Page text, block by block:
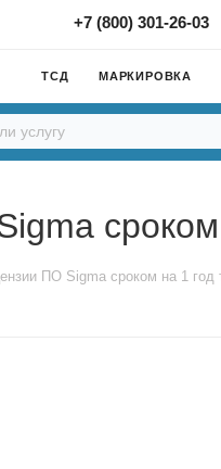
+7 (800) 301-26-03
ТСД МАРКИРОВКА
ПО Sigma сроком на 1 год